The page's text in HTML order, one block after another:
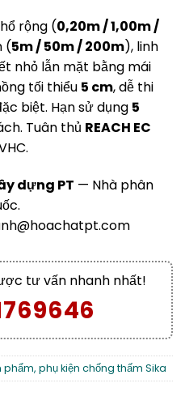
rộng (0,20m / 1,00m /
(5m / 50m / 200m), linh
nhỏ lẫn mặt bằng mái
tối thiểu 5 cm, dễ thi
biệt. Hạn sử dụng 5
Tuân thủ REACH EC
dựng PT — Nhà phân
tư vấn nhanh nhất!
phẩm, phụ kiện chống thấm Sika